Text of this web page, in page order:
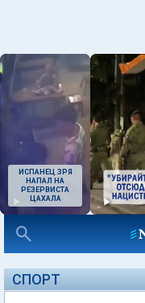
ИСПАНЕЦ ЗРЯ
НАПАЛ НА
РЕЗЕРВИСТА
ЦАХАЛА
СПОРТ